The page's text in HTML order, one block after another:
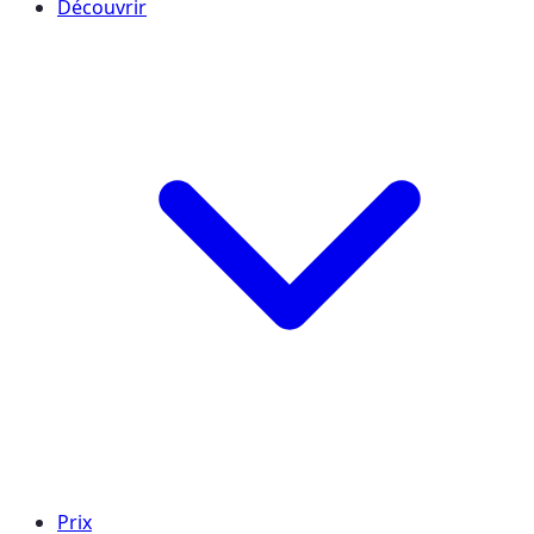
Découvrir
Prix